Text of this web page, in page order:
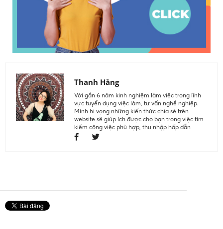
Thanh Hằng
Với gần 6 năm kinh nghiệm làm việc trong lĩnh
vực tuyển dụng việc làm, tư vấn nghề nghiệp.
Mình hi vọng những kiến thức chia sẻ trên
website sẽ giúp ích được cho bạn trong việc tìm
kiếm công việc phù hợp, thu nhập hấp dẫn